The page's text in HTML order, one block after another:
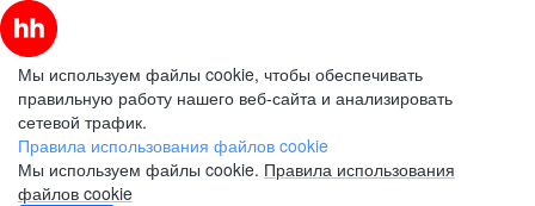
Мы используем файлы cookie, чтобы обеспечивать
правильную работу нашего веб-сайта и анализировать
сетевой трафик.
Правила использования файлов cookie
Мы используем файлы cookie. Правила использования
файлов cookie